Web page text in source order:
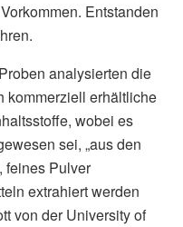
Entstanden
analysierten die
kommerziell erhältliche
wobei es
sei, „aus den
feines Pulver
extrahiert werden
von der University of